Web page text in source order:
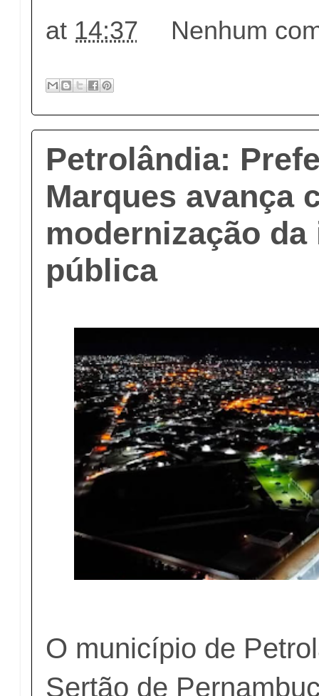
at 14:37 Nenhum
Petrolândia:
Marques avança
modernização
pública
O município de
Sertão de